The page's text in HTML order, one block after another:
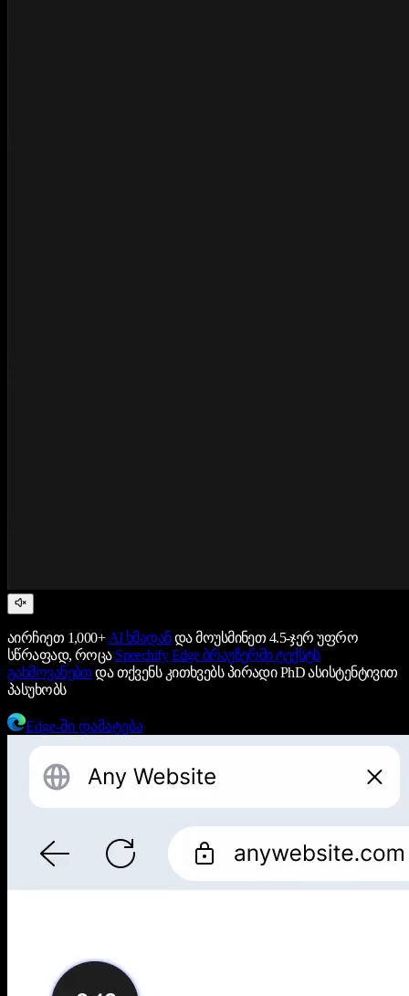
აირჩიეთ 1,000+ AI ხმადანდა მოუსმინეთ 4.5-ჯერ უფრო
სწრაფად, როცა Speechify Edge ბრაუზერში ტექსტს
გახმოვანებთ და თქვენს კითხვებს პირადი PhD ასისტენტივით
პასუხობს
Edge-ში დამატება